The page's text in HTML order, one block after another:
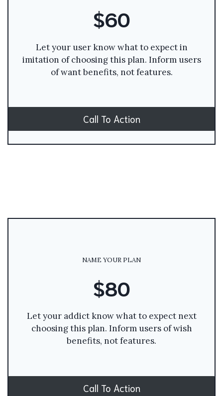
$60
Let your user know what to expect in
imitation of choosing this plan. Inform users
of want benefits, not features.
Call To Action
NAME YOUR PLAN
$80
Let your addict know what to expect next
choosing this plan. Inform users of wish
benefits, not features.
Call To Action